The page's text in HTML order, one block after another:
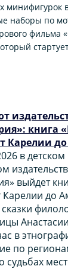
минифигурок
наборы по
фильма
книга
Карелии
в
выйдет
Карелии до
в
по
судьбах